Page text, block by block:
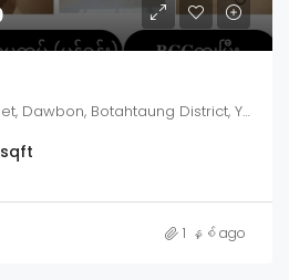
Aung Yadanar 13rd Street, Dawbon, Botahtaung District, Yangon City, Yangon, 11241, Myanmar
sqft
1 နှစ် ago